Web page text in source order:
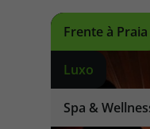
Frente à Praia
Luxo
Spa &